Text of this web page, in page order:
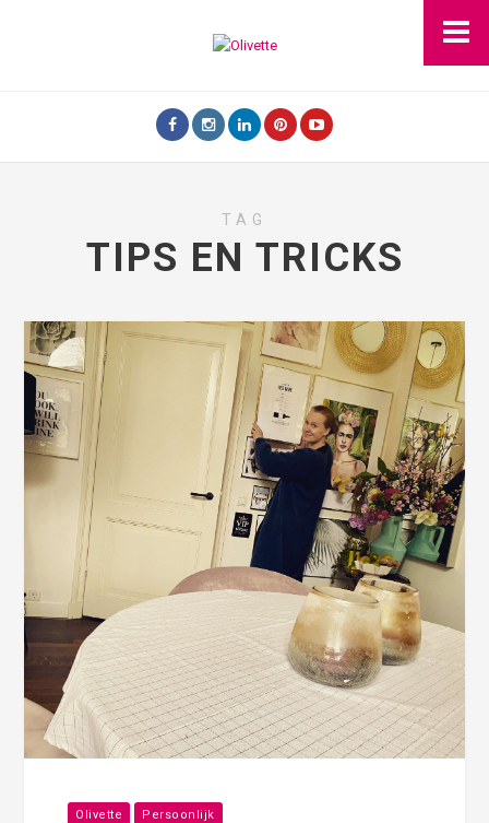
TAG
TIPS EN TRICKS
Olivette Persoonlijk